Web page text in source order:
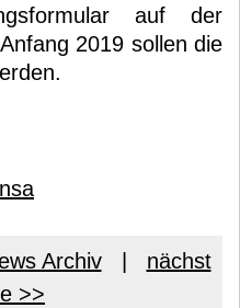
auf der
2019 sollen die
Archiv| nächst
>>